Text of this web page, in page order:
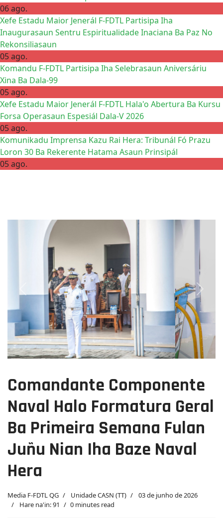
06 ago.
Xefe Estadu Maior Jenerál F-FDTL Partisipa Iha
Inaugurasaun Sentru Espiritualidade Inaciana Ba Paz No
Rekonsiliasaun
05 ago.
Komandu F-FDTL Partisipa Iha Selebrasaun Aniversáriu
Xina Ba Dala-99
05 ago.
Xefe Estadu Maior Jenerál F-FDTL Hala'o Abertura Ba Kursu
Forsa Operasaun Espesiál Dala-V 2026
05 ago.
Komunikadu Imprensa Kazu Rai Hera: Tribunál Fó Prazu
Loron 30 Ba Rekerente Hatama Asaun Prinsipál
05 ago.
Previous Next
Comandante Componente
Naval Halo Formatura Geral
Ba Primeira Semana Fulan
Juñu Nian Iha Baze Naval
Hera
Media F-FDTL QG Unidade CASN (TT)
03 de junho de 2026
Hare na'in: 91
0 minutes read